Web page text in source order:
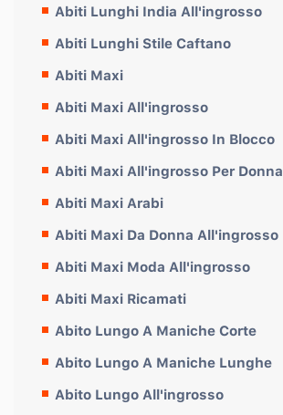
Abiti Lunghi India All'ingrosso
Abiti Lunghi Stile Caftano
Abiti Maxi
Abiti Maxi All'ingrosso
Abiti Maxi All'ingrosso In Blocco
Abiti Maxi All'ingrosso Per Donna
Abiti Maxi Arabi
Abiti Maxi Da Donna All'ingrosso
Abiti Maxi Moda All'ingrosso
Abiti Maxi Ricamati
Abito Lungo A Maniche Corte
Abito Lungo A Maniche Lunghe
Abito Lungo All'ingrosso